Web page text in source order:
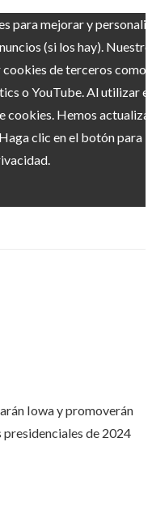
para mejorar y
(si los hay). Nuestro
de terceros como
o YouTube. Al utilizar el
cookies. Hemos
clic en el botón para
Iowa y promoverán
de 2024